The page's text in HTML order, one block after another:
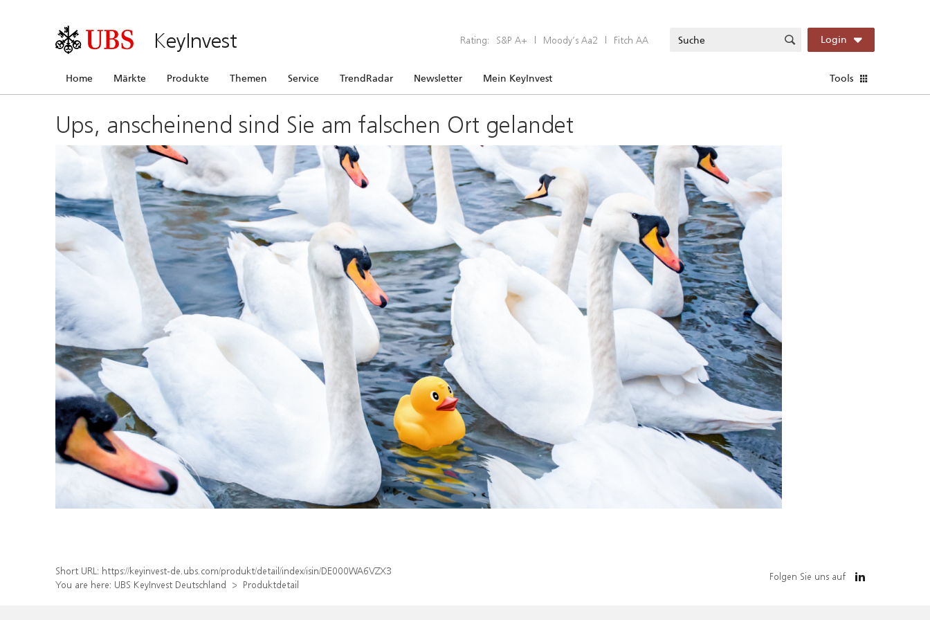
KeyInvest Rating: S&P A+ | Moody’s Aa2 | Fitch AA Login
Home Märkte Produkte Themen Service TrendRadar Newsletter Mein KeyInvest Tools
Ups, anscheinend sind Sie am falschen Ort gelandet
Short URL: https://keyinvest-de.ubs.com/produkt/detail/index/isin/DE000WA6VZX3
You are here: UBS KeyInvest Deutschland Produktdetail
Folgen Sie uns auf